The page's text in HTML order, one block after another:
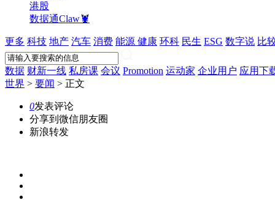
港股
数据通Claw🦞
更多 科技 地产 汽车 消费 能源 健康 环科 民生 ESG 数字说 比
数据 财新一线 私房课 会议 Promotion 运动家 企业用户 应用下
世界 > 要闻 > 正文
0发表评论
分享到微信朋友圈
新浪转发